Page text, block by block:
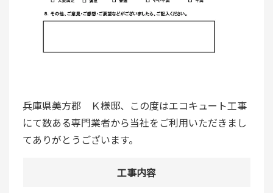
兵庫県美方郡 Ｋ様邸、この度はエコキュート工事
にて数ある専門業者から当社をご利用いただきまし
てありがとうございます。
工事内容